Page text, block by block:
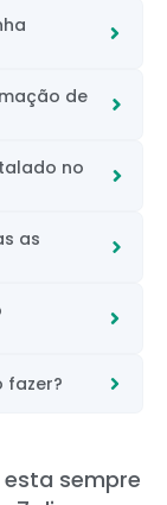
de
no
as
fazer?
sempre